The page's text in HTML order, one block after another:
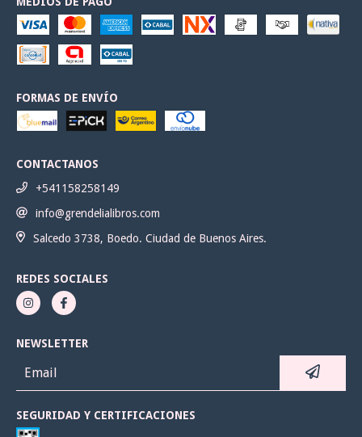
FORMAS DE ENVÍO
CONTACTANOS
+541158258149
info@grendelialibros.com
Salcedo 3738, Boedo. Ciudad de Buenos Aires.
REDES SOCIALES
NEWSLETTER
SEGURIDAD Y CERTIFICACIONES